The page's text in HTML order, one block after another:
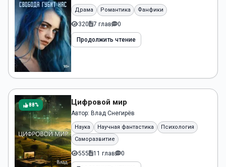
Драма Романтика Фанфики
320 7 глав 0
Продолжить чтение
88% Цифровой мир
Автор: Влад Снегирёв
Наука Научная фантастика
Психология
Саморазвитие
555 11 глав 0